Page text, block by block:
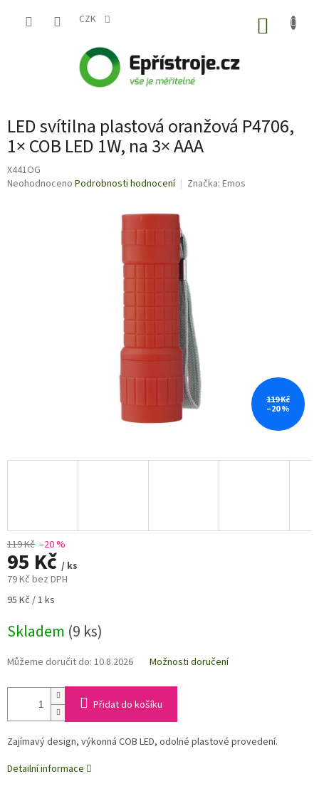
CZK
LED svítilna plastová oranžová P4706,
1× COB LED 1W, na 3× AAA
X441OG
Průměrné
Neohodnoceno Podrobnosti hodnocení Značka: Emos
119 Kč
–20 %
119 Kč –20 %
95 Kč / ks
79 Kč bez DPH
Měrná
95 Kč / 1 ks
Skladem (9 ks)
Můžeme doručit do: 10.8.2026 Možnosti doručení
Přidat do košíku
Zajímavý design, výkonná COB LED, odolné plastové provedení.
Detailní informace